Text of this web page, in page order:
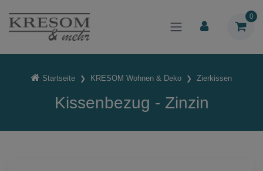
0
Startseite KRESOM Wohnen & Deko Zierkissen
Kissenbezug - Zinzin